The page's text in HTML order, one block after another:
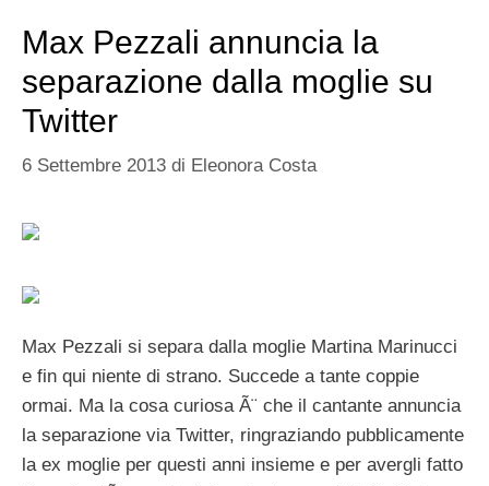
Max Pezzali annuncia la
separazione dalla moglie su
Twitter
6 Settembre 2013 di Eleonora Costa
Max Pezzali si separa dalla moglie Martina Marinucci
e fin qui niente di strano. Succede a tante coppie
ormai. Ma la cosa curiosa Ã¨ che il cantante annuncia
la separazione via Twitter, ringraziando pubblicamente
la ex moglie per questi anni insieme e per avergli fatto